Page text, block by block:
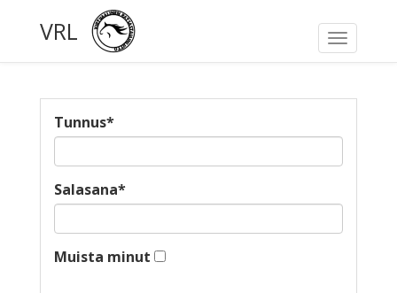
Toggle
VRL
Tunnus*
Salasana*
Muista minut